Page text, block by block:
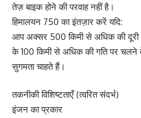
तेज़ बाइक होने की परवाह नहीं है।
हिमालयन 750 का इंतज़ार करें यदि:
आप अक्सर 500 किमी से अधिक की दूरी
के 100 किमी से अधिक की गति पर
सुगमता चाहते हैं।
तकनीकी विशिष्टताएँ (त्वरित संदर्भ)
इंजन का प्रकार